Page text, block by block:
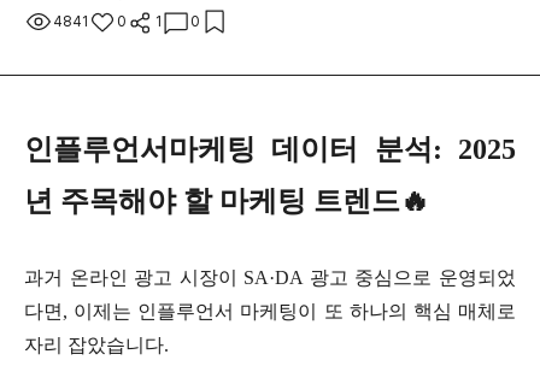
4841 0 1 0
인플루언서마케팅 데이터 분석: 2025
년 주목해야 할 마케팅 트렌드🔥
과거 온라인 광고 시장이 SA·DA 광고 중심으로 운영되었
다면, 이제는 인플루언서 마케팅이 또 하나의 핵심 매체로
자리 잡았습니다.